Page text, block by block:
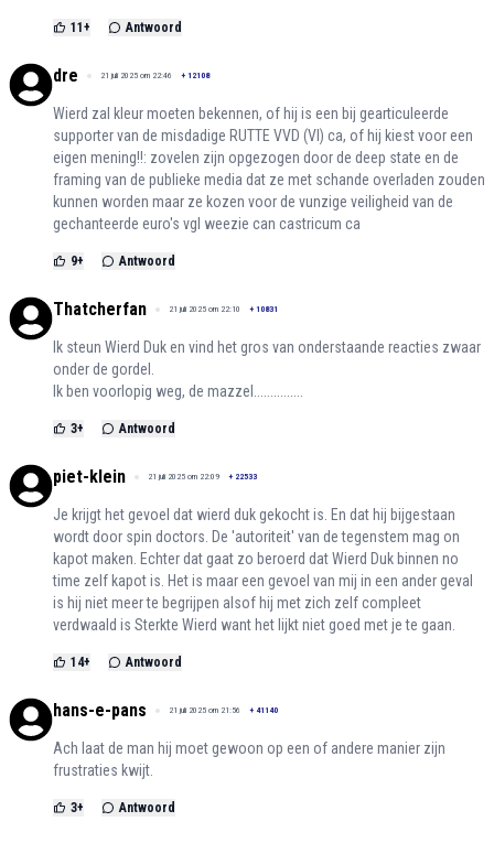
11+ Antwoord
dre 21 juli 2025 om 22:46 + 12108
Wierd zal kleur moeten bekennen, of hij is een bij gearticuleerde
supporter van de misdadige RUTTE VVD (VI) ca, of hij kiest voor een
eigen mening!!: zovelen zijn opgezogen door de deep state en de
framing van de publieke media dat ze met schande overladen zouden
kunnen worden maar ze kozen voor de vunzige veiligheid van de
gechanteerde euro's vgl weezie can castricum ca
9+ Antwoord
Thatcherfan 21 juli 2025 om 22:10 + 10831
Ik steun Wierd Duk en vind het gros van onderstaande reacties zwaar
onder de gordel.
Ik ben voorlopig weg, de mazzel...............
3+ Antwoord
piet-klein 21 juli 2025 om 22:09 + 22533
Je krijgt het gevoel dat wierd duk gekocht is. En dat hij bijgestaan
wordt door spin doctors. De 'autoriteit' van de tegenstem mag on
kapot maken. Echter dat gaat zo beroerd dat Wierd Duk binnen no
time zelf kapot is. Het is maar een gevoel van mij in een ander geval
is hij niet meer te begrijpen alsof hij met zich zelf compleet
verdwaald is Sterkte Wierd want het lijkt niet goed met je te gaan.
14+ Antwoord
hans-e-pans 21 juli 2025 om 21:56 + 41140
Ach laat de man hij moet gewoon op een of andere manier zijn
frustraties kwijt.
3+ Antwoord